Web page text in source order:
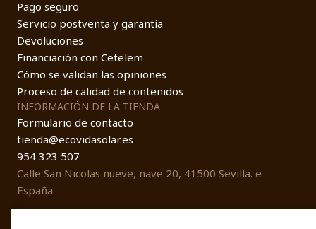
Pago seguro
Servicio postventa y garantía
Devoluciones
Financiación con Cetelem
Cómo se validan las opiniones
Proceso de calidad de contenidos
INFORMACIÓN DE LA TIENDA
Formulario de contacto
tienda@ecovidasolar.es
954 323 507
Calle San Nicolas nueve, nave 20, 41500 Sevilla. e
España